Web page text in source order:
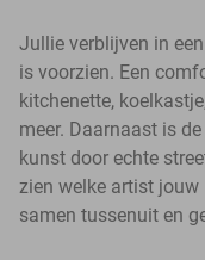
Jullie verblijven in
is voorzien. Een
kitchenette,
meer. Daarnaast is
kunst door echte
zien welke artist jouw
samen tussenuit en